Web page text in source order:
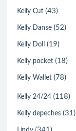
Kelly Cut (43)
Kelly Danse (52)
Kelly Doll (19)
Kelly pocket (18)
Kelly Wallet (78)
Kelly 24/24 (118)
Kelly depeches (31)